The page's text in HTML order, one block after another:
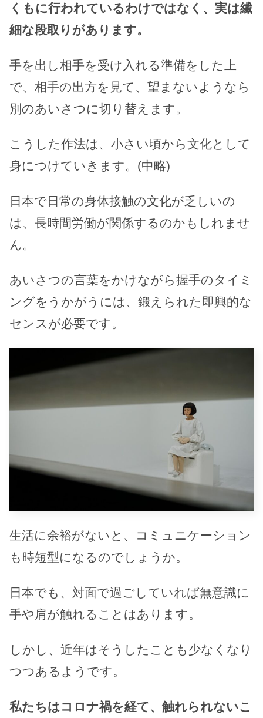
くもに行われているわけではなく、実は繊
細な段取りがあります。
手を出し相手を受け入れる準備をした上
で、相手の出方を見て、望まないようなら
別のあいさつに切り替えます。
こうした作法は、小さい頃から文化として
身につけていきます。(中略)
日本で日常の身体接触の文化が乏しいの
は、長時間労働が関係するのかもしれませ
ん。
あいさつの言葉をかけながら握手のタイミ
ングをうかがうには、鍛えられた即興的な
センスが必要です。
生活に余裕がないと、コミュニケーション
も時短型になるのでしょうか。
日本でも、対面で過ごしていれば無意識に
手や肩が触れることはあります。
しかし、近年はそうしたことも少なくなり
つつあるようです。
私たちはコロナ禍を経て、触れられないこ